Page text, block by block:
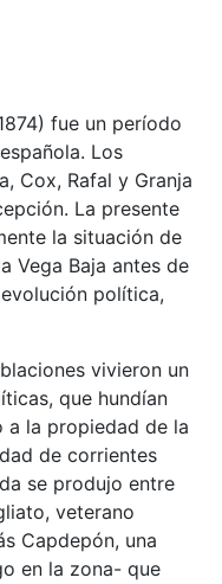
fue un período
Los
Cox, Rafal y Granja
La presente
la situación de
Vega Baja antes de
política,
vivieron un
que hundían
a la propiedad de la
de corrientes
se produjo entre
veterano
Capdepón, una
en la zona- que